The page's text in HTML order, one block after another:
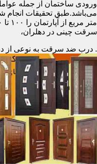
ورودی ساختمان از جمله
می‌باشد.طبق تحقیقات انجام
سرقت چینی در دهلران،
. درب ضد سرقت به نوعی از